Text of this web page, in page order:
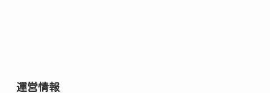
運営情報